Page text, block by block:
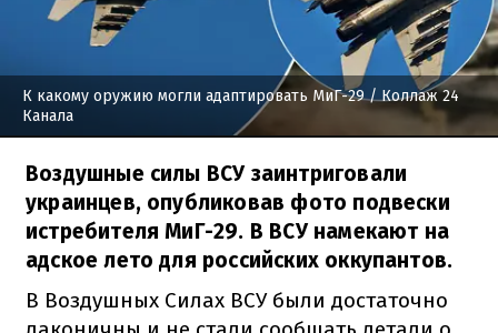
К какому оружию могли адаптировать МиГ-29/ Коллаж 24
Канала
Воздушные силы ВСУ заинтриговали
украинцев, опубликовав фото подвески
истребителя МиГ-29. В ВСУ намекают на
адское лето для российских оккупантов.
В Воздушных Силах ВСУ были достаточно